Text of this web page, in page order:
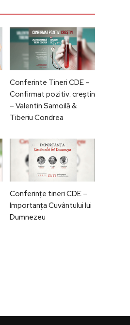
Conferinte Tineri CDE –
Confirmat pozitiv: creștin
– Valentin Samoilă &
Tiberiu Condrea
Conferințe tineri CDE –
Importanța Cuvântului lui
Dumnezeu